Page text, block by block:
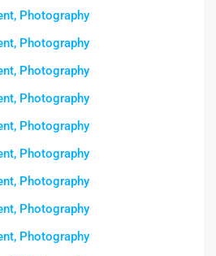
Photography
Photography
Photography
Photography
Photography
Photography
Photography
Photography
Photography